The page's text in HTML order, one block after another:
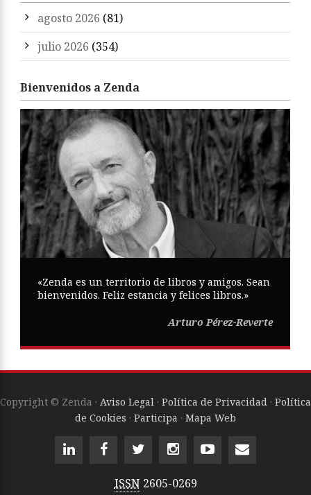
agosto 2026 (81)
julio 2026 (354)
Bienvenidos a Zenda
«Zenda es un territorio de libros y amigos. Sean
bienvenidos. Feliz estancia y felices libros.»
Arturo Pérez-Reverte
Copyright © Zenda · Aviso Legal · Política de Privacidad · Política
de Cookies · Participa · Mapa Web
ISSN 2605-0269